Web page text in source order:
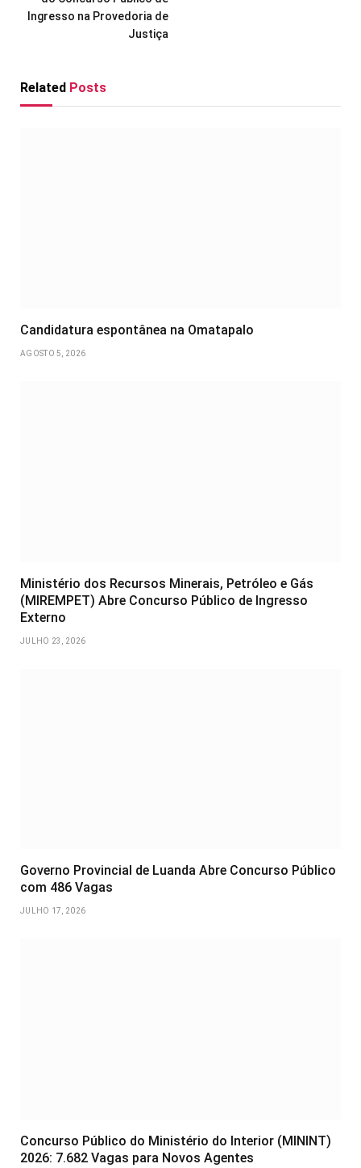
Ingresso na Provedoria de
Justiça
Related Posts
Candidatura espontânea na Omatapalo
AGOSTO 5, 2026
Ministério dos Recursos Minerais, Petróleo e Gás
(MIREMPET) Abre Concurso Público de Ingresso
Externo
JULHO 23, 2026
Governo Provincial de Luanda Abre Concurso Público
com 486 Vagas
JULHO 17, 2026
Concurso Público do Ministério do Interior (MININT)
2026: 7.682 Vagas para Novos Agentes